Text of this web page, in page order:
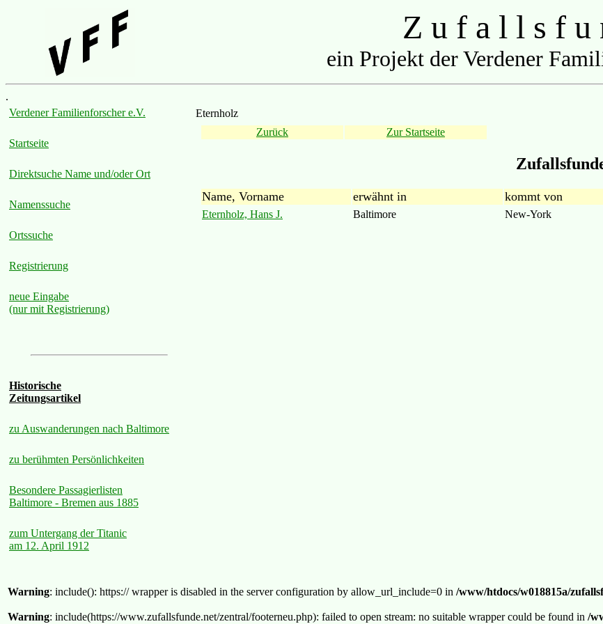
Z u f a l l s f u
ein Projekt der Verdener
.
Verdener Familienforscher e.V.
Startseite
Direktsuche Name und/oder Ort
Namenssuche
Ortssuche
Registrierung
neue Eingabe
(nur mit Registrierung)
Historische
Zeitungsartikel
zu Auswanderungen nach Baltimore
zu berühmten Persönlichkeiten
Besondere Passagierlisten
Baltimore - Bremen aus 1885
zum Untergang der Titanic
am 12. April 1912
Eternholz
Zurück
Zur Startseite
Name, Vorname erwähnt in kommt von
Eternholz, Hans J. Baltimore New-York
Warning: include(): https:// wrapper is disabled in the server configuration by allow_url_include=0 in /www/htdocs/w018815a/
Warning: include(https://www.zufallsfunde.net/zentral/footerneu.php): failed to open stream: no suitable wrapper could be found in /